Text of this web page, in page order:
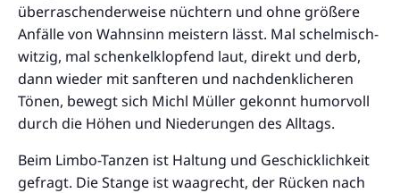
überraschenderweise nüchtern und ohne größere
Anfälle von Wahnsinn meistern lässt. Mal schelmisch-
witzig, mal schenkelklopfend laut, direkt und derb,
dann wieder mit sanfteren und nachdenklicheren
Tönen, bewegt sich Michl Müller gekonnt humorvoll
durch die Höhen und Niederungen des Alltags.
Beim Limbo-Tanzen ist Haltung und Geschicklichkeit
gefragt. Die Stange ist waagrecht, der Rücken nach